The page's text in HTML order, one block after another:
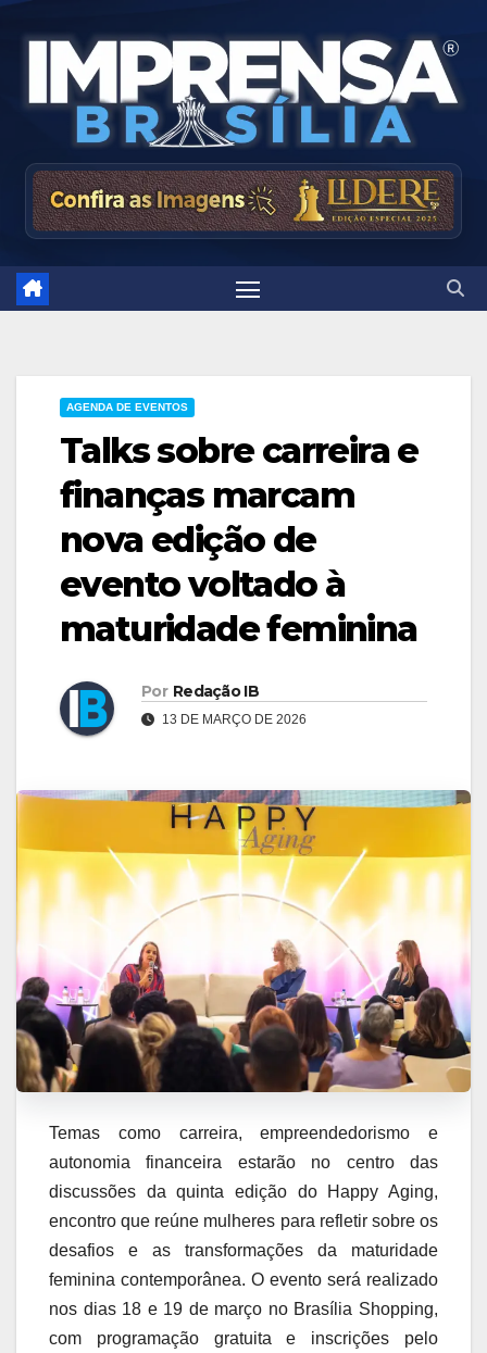
AGENDA DE EVENTOS
Talks sobre carreira e
finanças marcam
nova edição de
evento voltado à
maturidade feminina
Por Redação IB
13 DE MARÇO DE 2026
Temas como carreira, empreendedorismo e
autonomia financeira estarão no centro das
discussões da quinta edição do Happy Aging,
encontro que reúne mulheres para refletir sobre os
desafios e as transformações da maturidade
feminina contemporânea. O evento será realizado
nos dias 18 e 19 de março no Brasília Shopping,
com programação gratuita e inscrições pelo